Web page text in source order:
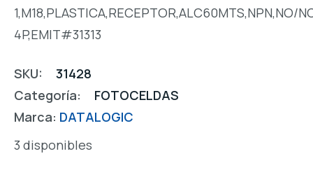
1,M18,PLASTICA,RECEPTOR,ALC60MTS,NPN,NO/
4P,EMIT#31313
SKU:
31428
Categoría:
FOTOCELDAS
Marca: DATALOGIC
3 disponibles